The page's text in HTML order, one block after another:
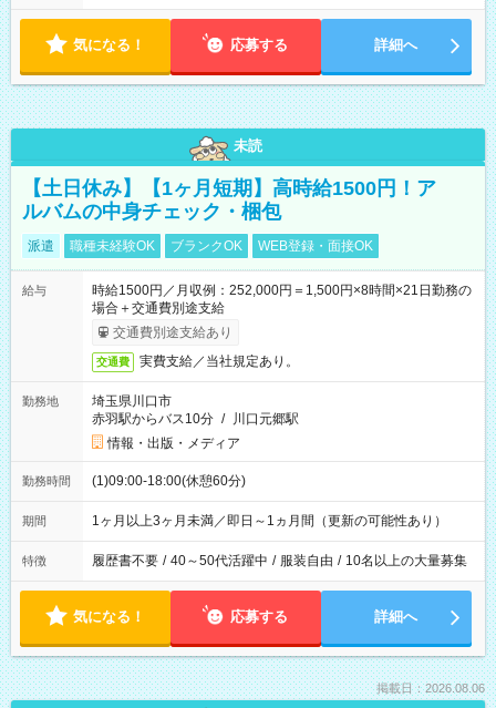
気になる！ 応募する 詳細へ
未読
【土日休み】【1ヶ月短期】高時給1500円！ア
ルバムの中身チェック・梱包
派遣 職種未経験OK ブランクOK WEB登録・面接OK
給与
時給1500円／月収例：252,000円＝1,500円×8時間×21日勤務の
場合＋交通費別途支給
交通費別途支給あり
交通費 実費支給／当社規定あり。
勤務地
埼玉県川口市
赤羽駅からバス10分 / 川口元郷駅
情報・出版・メディア
勤務時間 (1)09:00-18:00(休憩60分)
期間 1ヶ月以上3ヶ月未満／即日～1ヵ月間（更新の可能性あり）
特徴 履歴書不要 / 40～50代活躍中 / 服装自由 / 10名以上の大量募集
気になる！ 応募する 詳細へ
掲載日：2026.08.06